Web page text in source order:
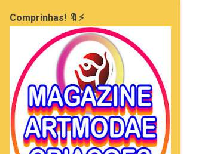
Comprinhas! 🔖⚡